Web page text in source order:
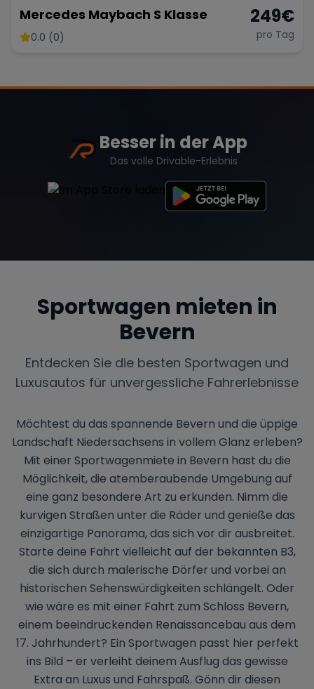
Mercedes Maybach S Klasse
0.0 (0)
249€
pro Tag
Besser in der App
Das volle Drivable-Erlebnis
Sportwagen mieten in
Bevern
Entdecken Sie die besten Sportwagen und
Luxusautos für unvergessliche Fahrerlebnisse
Möchtest du das spannende Bevern und die üppige
Landschaft Niedersachsens in vollem Glanz erleben?
Mit einer Sportwagenmiete in Bevern hast du die
Möglichkeit, die atemberaubende Umgebung auf
eine ganz besondere Art zu erkunden. Nimm die
kurvigen Straßen unter die Räder und genieße das
einzigartige Panorama, das sich vor dir ausbreitet.
Starte deine Fahrt vielleicht auf der bekannten B3,
die sich durch malerische Dörfer und vorbei an
historischen Sehenswürdigkeiten schlängelt. Oder
wie wäre es mit einer Fahrt zum Schloss Bevern,
einem beeindruckenden Renaissancebau aus dem
17. Jahrhundert? Ein Sportwagen passt hier perfekt
ins Bild – er verleiht deinem Ausflug das gewisse
Extra an Luxus und Fahrspaß. Gönn dir diesen